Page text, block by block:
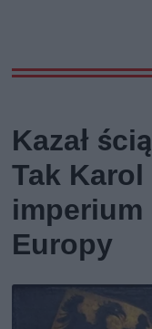
Kazał
Tak
imperium
Europy